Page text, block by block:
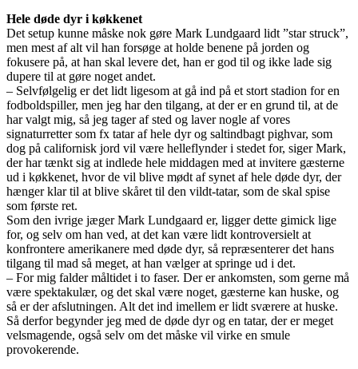
Hele døde dyr i køkkenet
Det setup kunne måske nok gøre Mark Lundgaard lidt ”star struck”,
men mest af alt vil han forsøge at holde benene på jorden og
fokusere på, at han skal levere det, han er god til og ikke lade sig
dupere til at gøre noget andet.
– Selvfølgelig er det lidt ligesom at gå ind på et stort stadion for en
fodboldspiller, men jeg har den tilgang, at der er en grund til, at de
har valgt mig, så jeg tager af sted og laver nogle af vores
signaturretter som fx tatar af hele dyr og saltindbagt pighvar, som
dog på californisk jord vil være helleflynder i stedet for, siger Mark,
der har tænkt sig at indlede hele middagen med at invitere gæsterne
ud i køkkenet, hvor de vil blive mødt af synet af hele døde dyr, der
hænger klar til at blive skåret til den vildt-tatar, som de skal spise
som første ret.
Som den ivrige jæger Mark Lundgaard er, ligger dette gimick lige
for, og selv om han ved, at det kan være lidt kontroversielt at
konfrontere amerikanere med døde dyr, så repræsenterer det hans
tilgang til mad så meget, at han vælger at springe ud i det.
– For mig falder måltidet i to faser. Der er ankomsten, som gerne må
være spektakulær, og det skal være noget, gæsterne kan huske, og
så er der afslutningen. Alt det ind imellem er lidt sværere at huske.
Så derfor begynder jeg med de døde dyr og en tatar, der er meget
velsmagende, også selv om det måske vil virke en smule
provokerende.